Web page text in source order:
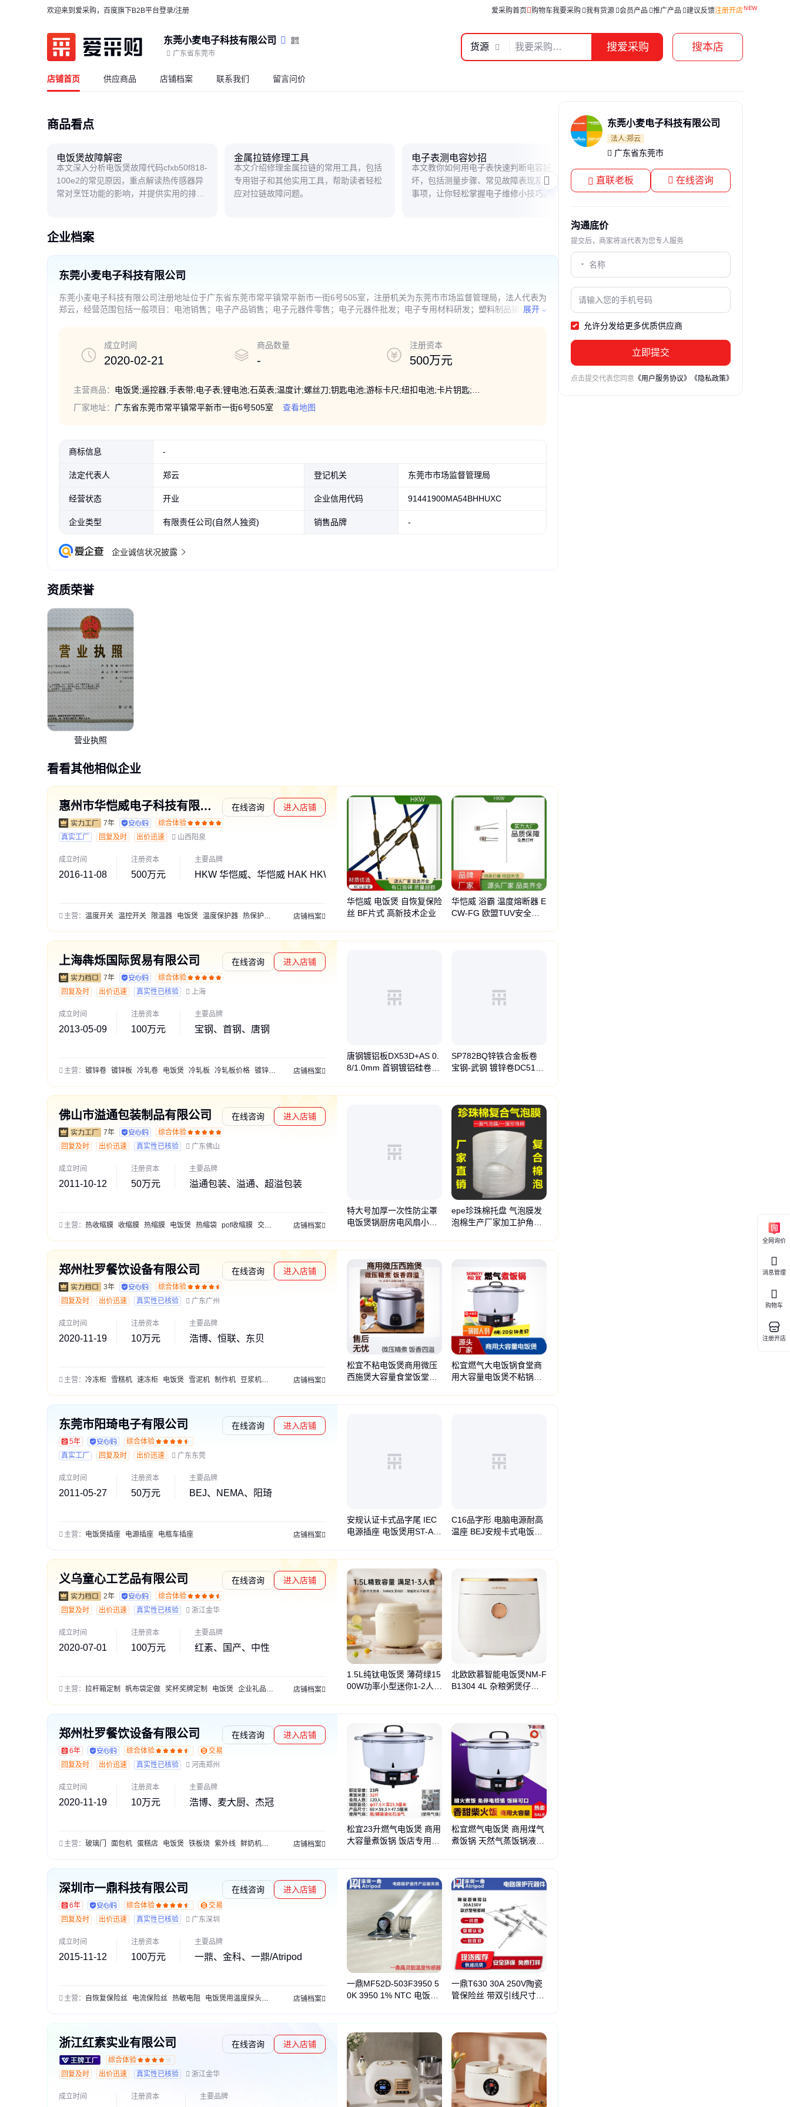
欢迎来到爱采购，百度旗下B2B平台登录/注册 爱采购首页 购物车我要采购 我有货源 会员产品 推广产品 建议反馈注册开店
东莞小麦电子科技有限公司
广东省东莞市
搜爱采购 搜本店
货源
店铺首页 供应商品 店铺档案 联系我们 留言问价
商品看点
电饭煲故障解密
本文深入分析电饭煲故障代码cfxb50f818-
100e2的常见原因，重点解读热传感器异
常对烹饪功能的影响，并提供实用的排查
金属拉链修理工具
本文介绍修理金属拉链的常用工具，包括
专用钳子和其他实用工具，帮助读者轻松
应对拉链故障问题。
电子表测电容妙招
本文教你如何用电子表快速判断电容好
坏，包括测量步骤、常见故障表现及注意
事项，让你轻松掌握电子维修小技巧。
传应纽扣电池LR44之谜
本文解答关于传应纽扣电池是否包含LR44
型号的疑问，并澄清LR44与2032电池的
关键区别，帮助用户快速识别适合的电池
企业档案
东莞小麦电子科技有限公司
东莞小麦电子科技有限公司注册地址位于广东省东莞市常平镇常平新市一街6号505室，注册机关为东莞市市场监督管理局，法人代表为
郑云，经营范围包括一般项目：电池销售；电子产品销售；电子元器件零售；电子元器件批发；电子专用材料研发；塑料制品销售；家
展开
成立时间
2020-02-21
商品数量
-
注册资本
500万元
主营商品：
厂家地址： 广东省东莞市常平镇常平新市一街6号505室 查看地图
商标信息 -
法定代表人 郑云 登记机关 东莞市市场监督管理局
经营状态 开业 企业信用代码 91441900MA54BHHUXC
企业类型 有限责任公司(自然人独资) 销售品牌 -
企业诚信状况披露
资质荣誉
营业执照
看看其他相似企业
惠州市华恺威电子科技有限公司
7年 综合体验
在线咨询 进入店铺
真实工厂 回复及时 出价迅速 山西阳泉
成立时间
2016-11-08
注册资本
500万元
主要品牌
HKW 华恺威、华恺威 HAK HKW 9700、温控器
主营： 温度开关 温控开关 限温器 电饭煲 温度保护器 热保护器 温控器 热敏电阻
店铺档案
华恺威 电饭煲 自恢复保险
丝 BF片式 高新技术企业
华恺威 浴霸 温度熔断器 E
CW-FG 欧盟TUV安全认
上海犇烁国际贸易有限公司
7年 综合体验
在线咨询 进入店铺
回复及时 出价迅速 真实性已核验 上海
成立时间
2013-05-09
注册资本
100万元
主要品牌
宝钢、首钢、唐钢
主营： 镀锌卷 镀锌板 冷轧卷 电饭煲 冷轧板 冷轧板价格 镀锌板价格 酸洗卷 酸洗板 酸洗板价格 热轧酸洗卷 酸洗汽车钢 镀铝板 镀铝卷 锌铁合金板
店铺档案
唐钢镀铝板DX53D+AS 0.
8/1.0mm 首钢镀铝硅卷用
SP782BQ锌铁合金板卷
宝钢-武钢 镀锌卷DC51D+
佛山市溢通包装制品有限公司
7年 综合体验
在线咨询 进入店铺
回复及时 出价迅速 真实性已核验 广东佛山
成立时间
2011-10-12
注册资本
50万元
主要品牌
溢通包装、溢通、超溢包装
主营： 热收缩膜 收缩膜 热缩膜 电饭煲 热缩袋 pof收缩膜 交联膜 pvc收缩膜 bopp薄膜 热封膜 气泡膜 密封袋 自封袋 珍珠棉 泡棉 opp胶袋 纸护角
店铺档案
特大号加厚一次性防尘罩
电饭煲锅厨房电风扇小家
epe珍珠棉托盘 气泡膜发
泡棉生产厂家加工护角边
郑州杜罗餐饮设备有限公司
3年 综合体验
在线咨询 进入店铺
回复及时 出价迅速 真实性已核验 广东广州
成立时间
2020-11-19
注册资本
10万元
主要品牌
浩博、恒联、东贝
主营： 冷冻柜 雪糕机 速冻柜 电饭煲 雪泥机 制作机 豆浆机 奶冰机 制冰机 雪粒机 磨浆机 激凌柜 急冻柜 搅拌机 和面机 刨肉机 展示柜 雪糕柜
店铺档案
松宜不粘电饭煲商用微压
西施煲大容量食堂饭堂煮
松宜燃气大电饭锅食堂商
用大容量电饭煲不粘锅煮
东莞市阳琦电子有限公司
5年 综合体验
在线咨询 进入店铺
真实工厂 回复及时 出价迅速 广东东莞
成立时间
2011-05-27
注册资本
50万元
主要品牌
BEJ、NEMA、阳琦
主营： 电饭煲插座 电源插座 电瓶车插座 店铺档案
安规认证卡式品字尾 IEC
电源插座 电饭煲用ST-A0
C16品字形 电脑电源耐高
温座 BEJ安规卡式电饭煲
义乌童心工艺品有限公司
2年 综合体验
在线咨询 进入店铺
回复及时 出价迅速 真实性已核验 浙江金华
成立时间
2020-07-01
注册资本
100万元
主要品牌
红素、国产、中性
主营： 拉杆箱定制 帆布袋定做 奖杯奖牌定制 电饭煲 企业礼品定制 保温杯定制 茶具定制 礼品套装定制 冰箱贴定制 文创礼品定制 商务礼品定制
店铺档案
1.5L纯钛电饭煲 薄荷绿15
00W功率小型迷你1-2人食
北欧欧慕智能电饭煲NM-F
B1304 4L 杂粮粥煲仔饭
郑州杜罗餐饮设备有限公司
6年 综合体验 交易勋章L1
在线咨询 进入店铺
回复及时 出价迅速 真实性已核验 河南郑州
成立时间
2020-11-19
注册资本
10万元
主要品牌
浩博、麦大厨、杰冠
主营： 玻璃门 面包机 蛋糕店 电饭煲 铁板烧 紫外线 鲜奶机 揉面机 压面机 汉堡机 搅拌机 麦当劳 加热机 冰棍机 消毒柜 上下门 奶油机 jo-e-y43s
店铺档案
松宜23升燃气电饭煲 商用
大容量煮饭锅 饭店专用煮
松宜燃气电饭煲 商用煤气
煮饭锅 天然气蒸饭锅液化
深圳市一鼎科技有限公司
6年 综合体验 交易勋章L1
在线咨询 进入店铺
回复及时 出价迅速 真实性已核验 广东深圳
成立时间
2015-11-12
注册资本
100万元
主要品牌
一鼎、金科、一鼎/Atripod
主营： 自恢复保险丝 电流保险丝 热敏电阻 电饭煲用温度探头 温度开关 贴片保险丝 温度传感器 温度保险丝 保险电阻
店铺档案
一鼎MF52D-503F3950 5
0K 3950 1% NTC 电饭煲
一鼎T630 30A 250V陶瓷
管保险丝 带双引线尺寸6X
浙江红素实业有限公司
综合体验
在线咨询 进入店铺
回复及时 出价迅速 真实性已核验 浙江金华
成立时间 注册资本 主要品牌
东莞小麦电子科技有限公司
法人:郑云
广东省东莞市
直联老板 在线咨询
沟通底价
提交后，商家将派代表为您专人服务
允许分发给更多优质供应商
立即提交
点击提交代表您同意 《用户服务协议》 《隐私政策》
全网询价
消息管理
购物车
注册开店